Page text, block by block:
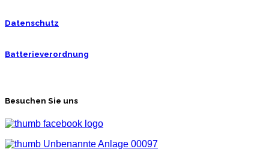
Datenschutz
Batterieverordnung
Besuchen Sie uns